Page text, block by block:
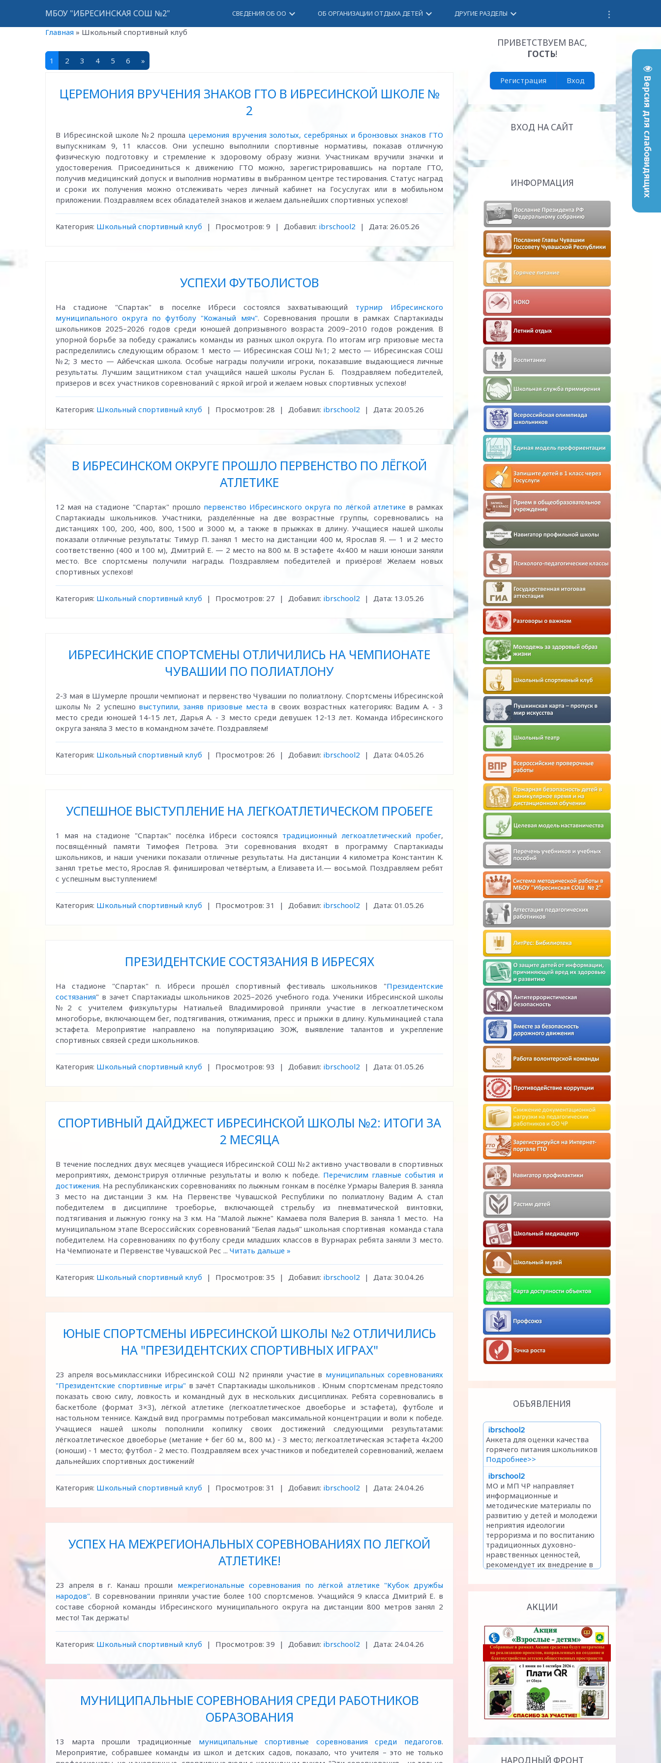
Версия для слабовидящих
МБОУ "ИБРЕСИНСКАЯ СОШ №2" СВЕДЕНИЯ ОБ ОО keyboard_arrow_down ОБ ОРГАНИЗАЦИИ ОТДЫХА ДЕТЕЙ keyboard_arrow_down ДРУГИЕ РАЗДЕЛЫ keyboard_arrow_down
Главная » Школьный спортивный клуб
1 2 3 4 5 6 »
ЦЕРЕМОНИЯ ВРУЧЕНИЯ ЗНАКОВ ГТО В ИБРЕСИНСКОЙ ШКОЛЕ №
2
В Ибресинской школе №2 прошла церемония вручения золотых, серебряных и бронзовых знаков ГТО
выпускникам 9, 11 классов. Они успешно выполнили спортивные нормативы, показав отличную
физическую подготовку и стремление к здоровому образу жизни. Участникам вручили значки и
удостоверения. Присоединиться к движению ГТО можно, зарегистрировавшись на портале ГТО,
получив медицинский допуск и выполнив нормативы в выбранном центре тестирования. Статус наград
и сроки их получения можно отслеживать через личный кабинет на Госуслугах или в мобильном
приложении. Поздравляем всех обладателей знаков и желаем дальнейших спортивных успехов!
Категория: Школьный спортивный клуб | Просмотров: 9 | Добавил: ibrschool2 | Дата: 26.05.26
УСПЕХИ ФУТБОЛИСТОВ
На стадионе "Спартак" в поселке Ибреси состоялся захватывающий турнир Ибресинского
муниципального округа по футболу "Кожаный мяч". Соревнования прошли в рамках Спартакиады
школьников 2025–2026 годов среди юношей допризывного возраста 2009–2010 годов рождения.️ В
упорной борьбе за победу сражались команды из разных школ округа. По итогам игр призовые места
распределились следующим образом: 1 место — Ибресинская СОШ №1; 2 место — Ибресинская СОШ
№2; 3 место — Айбечская школа. Особые награды получили игроки, показавшие выдающиеся личные
результаты. Лучшим защитником стал учащийся нашей школы Руслан Б. Поздравляем победителей,
призеров и всех участников соревнований с яркой игрой и желаем новых спортивных успехов!
Категория: Школьный спортивный клуб | Просмотров: 28 | Добавил: ibrschool2 | Дата: 20.05.26
В ИБРЕСИНСКОМ ОКРУГЕ ПРОШЛО ПЕРВЕНСТВО ПО ЛЁГКОЙ
АТЛЕТИКЕ
12 мая на стадионе "Спартак" прошло первенство Ибресинского округа по лёгкой атлетике в рамках
Спартакиады школьников. Участники, разделённые на две возрастные группы, соревновались на
дистанциях 100, 200, 400, 800, 1500 и 3000 м, а также в прыжках в длину. Учащиеся нашей школы
показали отличные результаты: Тимур П. занял 1 место на дистанции 400 м, Ярослав Я. — 1 и 2 место
соответственно (400 и 100 м), Дмитрий Е. — 2 место на 800 м. В эстафете 4х400 м наши юноши заняли
место. Все спортсмены получили награды. Поздравляем победителей и призёров! Желаем новых
спортивных успехов!
Категория: Школьный спортивный клуб | Просмотров: 27 | Добавил: ibrschool2 | Дата: 13.05.26
ИБРЕСИНСКИЕ СПОРТСМЕНЫ ОТЛИЧИЛИСЬ НА ЧЕМПИОНАТЕ
ЧУВАШИИ ПО ПОЛИАТЛОНУ
2-3 мая в Шумерле прошли чемпионат и первенство Чувашии по полиатлону. Спортсмены Ибресинской
школы № 2 успешно выступили, заняв призовые места в своих возрастных категориях: Вадим А. - 3
место среди юношей 14-15 лет, Дарья А. - 3 место среди девушек 12-13 лет. Команда Ибресинского
округа заняла 3 место в командном зачёте. Поздравляем!
Категория: Школьный спортивный клуб | Просмотров: 26 | Добавил: ibrschool2 | Дата: 04.05.26
УСПЕШНОЕ ВЫСТУПЛЕНИЕ НА ЛЕГКОАТЛЕТИЧЕСКОМ ПРОБЕГЕ
1 мая на стадионе "Спартак" посёлка Ибреси состоялся традиционный легкоатлетический пробег,
посвящённый памяти Тимофея Петрова. Эти соревнования входят в программу Спартакиады
школьников, и наши ученики показали отличные результаты. На дистанции 4 километра Константин К.
занял третье место, Ярослав Я. финишировал четвёртым, а Елизавета И.— восьмой. Поздравляем ребят
с успешным выступлением!
Категория: Школьный спортивный клуб | Просмотров: 31 | Добавил: ibrschool2 | Дата: 01.05.26
ПРЕЗИДЕНТСКИЕ СОСТЯЗАНИЯ В ИБРЕСЯХ
На стадионе "Спартак" п. Ибреси прошёл спортивный фестиваль школьников "Президентские
состязания" в зачет Спартакиады школьников 2025–2026 учебного года. Ученики Ибресинской школы
№2 с учителем физкультуры Натиальей Владимировой приняли участие в легкоатлетическом
многоборье, включающем бег, подтягивания, отжимания, пресс и прыжки в длину. Кульминацией стала
эстафета. Мероприятие направлено на популяризацию ЗОЖ, выявление талантов и укрепление
спортивных связей среди школьников.
Категория: Школьный спортивный клуб | Просмотров: 93 | Добавил: ibrschool2 | Дата: 01.05.26
СПОРТИВНЫЙ ДАЙДЖЕСТ ИБРЕСИНСКОЙ ШКОЛЫ №2: ИТОГИ ЗА
2 МЕСЯЦА
В течение последних двух месяцев учащиеся Ибресинской СОШ №2 активно участвовали в спортивных
мероприятиях, демонстрируя отличные результаты и волю к победе. Перечислим главные события и
достижения. На республиканских соревнованиях по лыжным гонкам в посёлке Урмары Валерия В. заняла
3 место на дистанции 3 км. На Первенстве Чувашской Республики по полиатлону Вадим А. стал
победителем в дисциплине троеборье, включающей стрельбу из пневматической винтовки,
подтягивания и лыжную гонку на 3 км. На "Малой лыжне" Камаева поля Валерия В. заняла 1 место. На
муниципальном этапе Всероссийских соревнований "Белая ладья" школьная спортивная команда стала
победителем. На соревнованиях по футболу среди младших классов в Вурнарах ребята заняли 3 место.
На Чемпионате и Первенстве Чувашской Рес ... Читать дальше »
Категория: Школьный спортивный клуб | Просмотров: 35 | Добавил: ibrschool2 | Дата: 30.04.26
ЮНЫЕ СПОРТСМЕНЫ ИБРЕСИНСКОЙ ШКОЛЫ №2 ОТЛИЧИЛИСЬ
НА "ПРЕЗИДЕНТСКИХ СПОРТИВНЫХ ИГРАХ"
23 апреля восьмиклассники Ибресинской СОШ N2 приняли участие в муниципальных соревнованиях
"Президентские спортивные игры" в зачёт Спартакиады школьников . Юным спортсменам предстояло
показать свою силу, ловкость и командный дух в нескольких дисциплинах. Ребята соревновались в
баскетболе (формат 3×3), лёгкой атлетике (легкоатлетическое двоеборье и эстафета), футболе и
настольном теннисе. Каждый вид программы потребовал максимальной концентрации и воли к победе.
Учащиеся нашей школы пополнили копилку своих достижений следующими результатами:
лёгкоатлетическое двоеборье (метание + бег 60 м., 800 м.) - 3 место; легкоатлетическая ️эстафета 4х200
(юноши) - 1 место; футбол - 2 место. Поздравляем всех участников и победителей соревнований, желаем
дальнейших спортивных достижений!
Категория: Школьный спортивный клуб | Просмотров: 31 | Добавил: ibrschool2 | Дата: 24.04.26
УСПЕХ НА МЕЖРЕГИОНАЛЬНЫХ СОРЕВНОВАНИЯХ ПО ЛЕГКОЙ
АТЛЕТИКЕ!
23 апреля в г. Канаш прошли межрегиональные соревнования по лёгкой атлетике "Кубок дружбы
народов". В соревновании приняли участие более 100 спортсменов. Учащийся 9 класса Дмитрий Е. в
составе сборной команды Ибресинского муниципального округа на дистанции 800 метров занял 2
место! Так держать!
Категория: Школьный спортивный клуб | Просмотров: 39 | Добавил: ibrschool2 | Дата: 24.04.26
МУНИЦИПАЛЬНЫЕ СОРЕВНОВАНИЯ СРЕДИ РАБОТНИКОВ
ОБРАЗОВАНИЯ
13 марта прошли традиционные муниципальные спортивные соревнования среди педагогов.
Мероприятие, собравшее команды из школ и детских садов, показало, что учителя – это не только
ПРИВЕТСТВУЕМ ВАС,
ГОСТЬ!
Регистрация Вход
ВХОД НА САЙТ
ИНФОРМАЦИЯ
ОБЪЯВЛЕНИЯ
АКЦИИ
НАРОДНЫЙ ФРОНТ